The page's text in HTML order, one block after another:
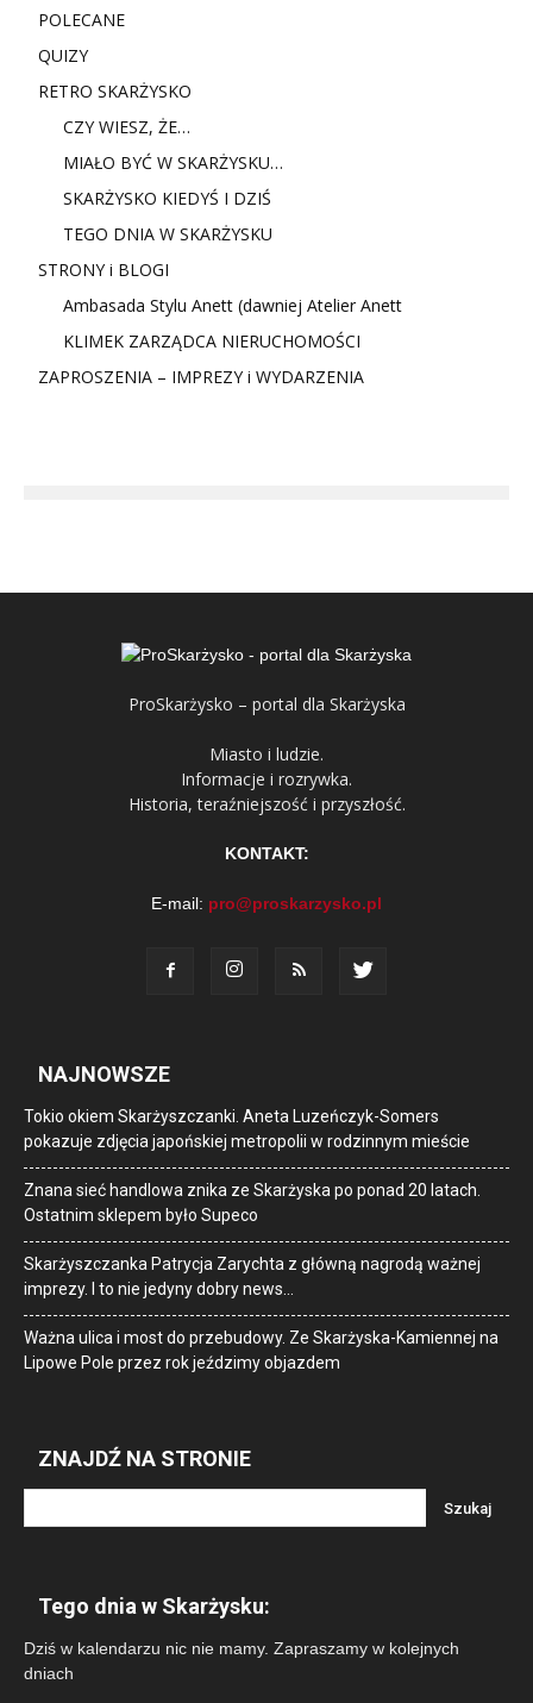
POLECANE
QUIZY
RETRO SKARŻYSKO
CZY WIESZ, ŻE…
MIAŁO BYĆ W SKARŻYSKU…
SKARŻYSKO KIEDYŚ I DZIŚ
TEGO DNIA W SKARŻYSKU
STRONY i BLOGI
Ambasada Stylu Anett (dawniej Atelier Anett
KLIMEK ZARZĄDCA NIERUCHOMOŚCI
ZAPROSZENIA – IMPREZY i WYDARZENIA
ProSkarżysko – portal dla Skarżyska
Miasto i ludzie.
Informacje i rozrywka.
Historia, teraźniejszość i przyszłość.
KONTAKT:
E-mail: pro@proskarzysko.pl
NAJNOWSZE
Tokio okiem Skarżyszczanki. Aneta Luzeńczyk-Somers
pokazuje zdjęcia japońskiej metropolii w rodzinnym mieście
Znana sieć handlowa znika ze Skarżyska po ponad 20 latach.
Ostatnim sklepem było Supeco
Skarżyszczanka Patrycja Zarychta z główną nagrodą ważnej
imprezy. I to nie jedyny dobry news…
Ważna ulica i most do przebudowy. Ze Skarżyska-Kamiennej na
Lipowe Pole przez rok jeździmy objazdem
ZNAJDŹ NA STRONIE
Tego dnia w Skarżysku:
Dziś w kalendarzu nic nie mamy. Zapraszamy w kolejnych
dniach